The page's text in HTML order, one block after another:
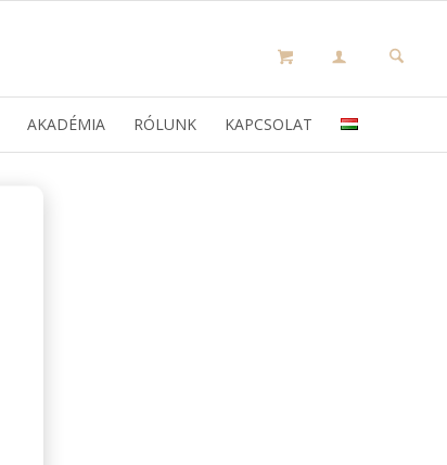
AKADÉMIA RÓLUNK KAPCSOLAT